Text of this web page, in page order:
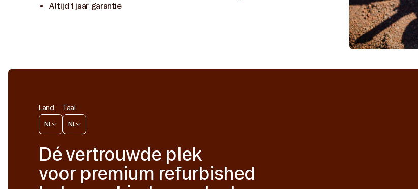
Altijd 1 jaar garantie
Land
NL
Taal
NL
Dé vertrouwde plek
voor premium refurbished